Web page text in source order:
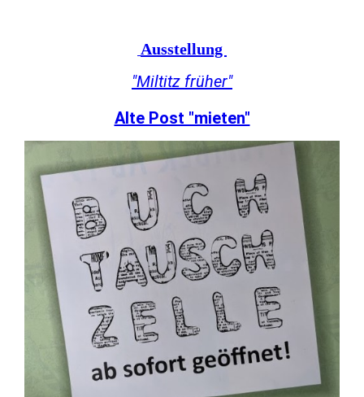
Ausstellung
"Miltitz früher"
Alte Post "mieten"